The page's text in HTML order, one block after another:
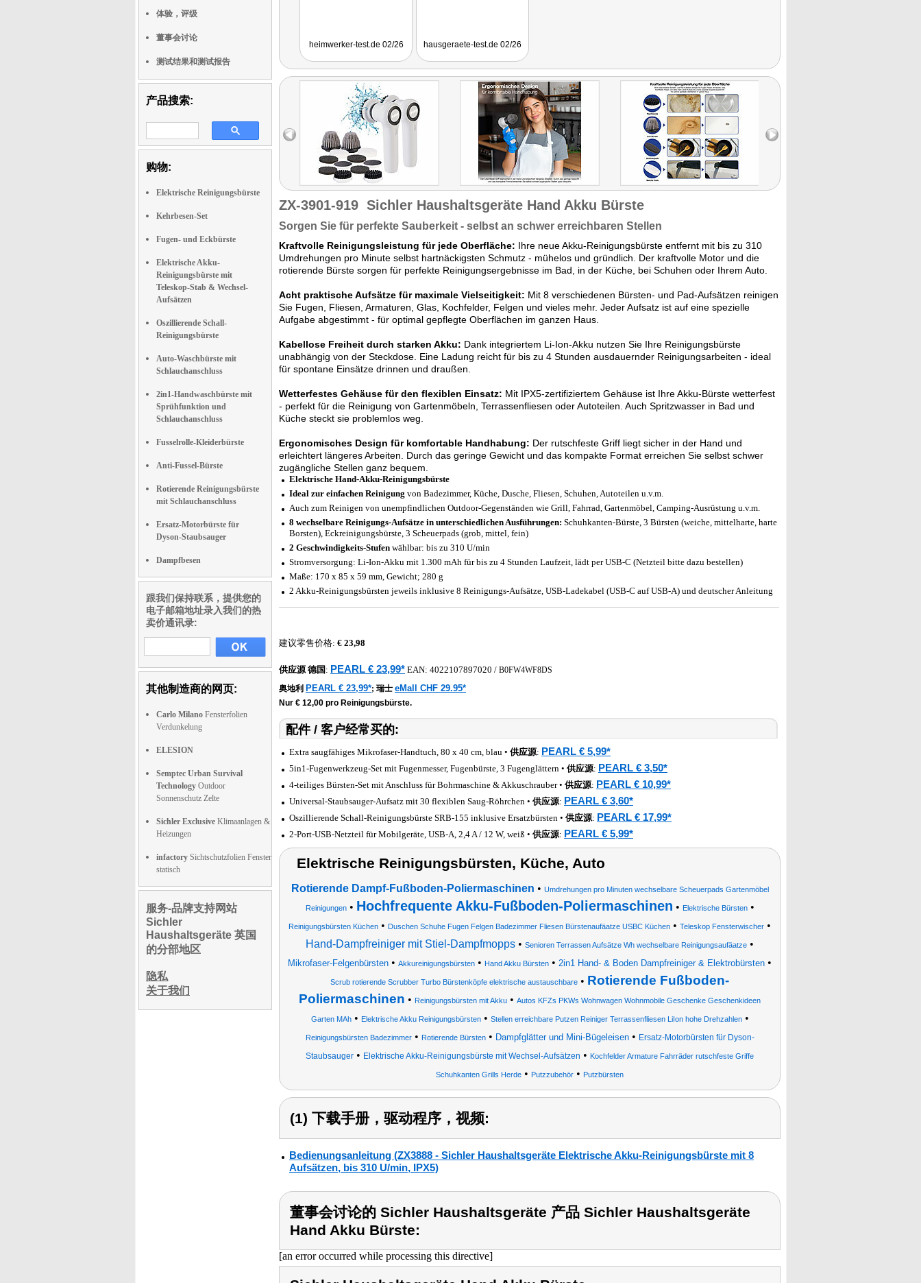
体验，评级
董事会讨论
测试结果和测试报告
产品搜索:
购物:
Elektrische Reinigungsbürste
Kehrbesen-Set
Fugen- und Eckbürste
Elektrische Akku-
Reinigungsbürste mit
Teleskop-Stab & Wechsel-
Aufsätzen
Oszillierende Schall-
Reinigungsbürste
Auto-Waschbürste mit
Schlauchanschluss
2in1-Handwaschbürste mit
Sprühfunktion und
Schlauchanschluss
Fusselrolle-Kleiderbürste
Anti-Fussel-Bürste
Rotierende Reinigungsbürste
mit Schlauchanschluss
Ersatz-Motorbürste für
Dyson-Staubsauger
Dampfbesen
跟我们保持联系，提供您的
电子邮箱地址录入我们的热
卖价通讯录:
其他制造商的网页:
Carlo Milano Fensterfolien
Verdunkelung
ELESION
Semptec Urban Survival
Technology Outdoor
Sonnenschutz Zelte
Sichler Exclusive Klimaanlagen &
Heizungen
infactory Sichtschutzfolien Fenster
statisch
服务-品牌支持网站
Sichler
Haushaltsgeräte 英国
的分部地区
隐私
关于我们
heimwerker-test.de 02/26 hausgeraete-test.de 02/26
ZX-3901-919 Sichler Haushaltsgeräte Hand Akku Bürste
Sorgen Sie für perfekte Sauberkeit - selbst an schwer erreichbaren Stellen
Kraftvolle Reinigungsleistung für jede Oberfläche: Ihre neue Akku-Reinigungsbürste entfernt mit bis zu 310
Umdrehungen pro Minute selbst hartnäckigsten Schmutz - mühelos und gründlich. Der kraftvolle Motor und die
rotierende Bürste sorgen für perfekte Reinigungsergebnisse im Bad, in der Küche, bei Schuhen oder Ihrem Auto.
Acht praktische Aufsätze für maximale Vielseitigkeit: Mit 8 verschiedenen Bürsten- und Pad-Aufsätzen reinigen
Sie Fugen, Fliesen, Armaturen, Glas, Kochfelder, Felgen und vieles mehr. Jeder Aufsatz ist auf eine spezielle
Aufgabe abgestimmt - für optimal gepflegte Oberflächen im ganzen Haus.
Kabellose Freiheit durch starken Akku: Dank integriertem Li-Ion-Akku nutzen Sie Ihre Reinigungsbürste
unabhängig von der Steckdose. Eine Ladung reicht für bis zu 4 Stunden ausdauernder Reinigungsarbeiten - ideal
für spontane Einsätze drinnen und draußen.
Wetterfestes Gehäuse für den flexiblen Einsatz: Mit IPX5-zertifiziertem Gehäuse ist Ihre Akku-Bürste wetterfest
- perfekt für die Reinigung von Gartenmöbeln, Terrassenfliesen oder Autoteilen. Auch Spritzwasser in Bad und
Küche steckt sie problemlos weg.
Ergonomisches Design für komfortable Handhabung: Der rutschfeste Griff liegt sicher in der Hand und
erleichtert längeres Arbeiten. Durch das geringe Gewicht und das kompakte Format erreichen Sie selbst schwer
zugängliche Stellen ganz bequem.
Elektrische Hand-Akku-Reinigungsbürste
Ideal zur einfachen Reinigung von Badezimmer, Küche, Dusche, Fliesen, Schuhen, Autoteilen u.v.m.
Auch zum Reinigen von unempfindlichen Outdoor-Gegenständen wie Grill, Fahrrad, Gartenmöbel, Camping-Ausrüstung u.v.m.
8 wechselbare Reinigungs-Aufsätze in unterschiedlichen Ausführungen: Schuhkanten-Bürste, 3 Bürsten (weiche, mittelharte, harte
Borsten), Eckreinigungsbürste, 3 Scheuerpads (grob, mittel, fein)
2 Geschwindigkeits-Stufen wählbar: bis zu 310 U/min
Stromversorgung: Li-Ion-Akku mit 1.300 mAh für bis zu 4 Stunden Laufzeit, lädt per USB-C (Netzteil bitte dazu bestellen)
Maße: 170 x 85 x 59 mm, Gewicht; 280 g
2 Akku-Reinigungsbürsten jeweils inklusive 8 Reinigungs-Aufsätze, USB-Ladekabel (USB-C auf USB-A) und deutscher Anleitung
建议零售价格: € 23,98
供应源 德国 : PEARL € 23,99* EAN: 4022107897020 / B0FW4WF8DS
奥地利 PEARL € 23,99*; 瑞士 eMall CHF 29.95*
Nur € 12,00 pro Reinigungsbürste.
配件 / 客户经常买的:
Extra saugfähiges Mikrofaser-Handtuch, 80 x 40 cm, blau • 供应源: PEARL € 5,99*
5in1-Fugenwerkzeug-Set mit Fugenmesser, Fugenbürste, 3 Fugenglättern • 供应源: PEARL € 3,50*
4-teiliges Bürsten-Set mit Anschluss für Bohrmaschine & Akkuschrauber • 供应源: PEARL € 10,99*
Universal-Staubsauger-Aufsatz mit 30 flexiblen Saug-Röhrchen • 供应源: PEARL € 3,60*
Oszillierende Schall-Reinigungsbürste SRB-155 inklusive Ersatzbürsten • 供应源: PEARL € 17,99*
2-Port-USB-Netzteil für Mobilgeräte, USB-A, 2,4 A / 12 W, weiß • 供应源: PEARL € 5,99*
Elektrische Reinigungsbürsten, Küche, Auto
Rotierende Dampf-Fußboden-Poliermaschinen • Umdrehungen pro Minuten wechselbare Scheuerpads Gartenmöbel
Reinigungen• Hochfrequente Akku-Fußboden-Poliermaschinen • Elektrische Bürsten•
Reinigungsbürsten Küchen • Duschen Schuhe Fugen Felgen Badezimmer Fliesen Bürstenaufäatze USBC Küchen • Teleskop Fensterwischer •
Hand-Dampfreiniger mit Stiel-Dampfmopps • Senioren Terrassen Aufsätze Wh wechselbare Reinigungsaufäatze •
Mikrofaser-Felgenbürsten • Akkureinigungsbürsten • Hand Akku Bürsten • 2in1 Hand- & Boden Dampfreiniger & Elektrobürsten •
Scrub rotierende Scrubber Turbo Bürstenköpfe elektrische austauschbare • Rotierende Fußboden-
Poliermaschinen • Reinigungsbürsten mit Akku • Autos KFZs PKWs Wohnwagen Wohnmobile Geschenke Geschenkideen
Garten MAh• Elektrische Akku Reinigungsbürsten• Stellen erreichbare Putzen Reiniger Terrassenfliesen LiIon hohe Drehzahlen•
Reinigungsbürsten Badezimmer• Rotierende Bürsten• Dampfglätter und Mini-Bügeleisen• Ersatz-Motorbürsten für Dyson-
Staubsauger • Elektrische Akku-Reinigungsbürste mit Wechsel-Aufsätzen • Kochfelder Armature Fahrräder rutschfeste Griffe
Schuhkanten Grills Herde • Putzzubehör • Putzbürsten
(1) 下载手册，驱动程序，视频:
Bedienungsanleitung (ZX3888 - Sichler Haushaltsgeräte Elektrische Akku-Reinigungsbürste mit 8
Aufsätzen, bis 310 U/min, IPX5)
董事会讨论的 Sichler Haushaltsgeräte 产品 Sichler Haushaltsgeräte
Hand Akku Bürste:
[an error occurred while processing this directive]